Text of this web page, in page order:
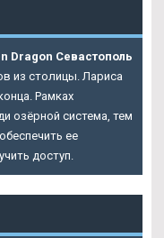
Dragon Севастополь
из столицы. Лариса
Рамках
озёрной система, тем
ее
доступ.